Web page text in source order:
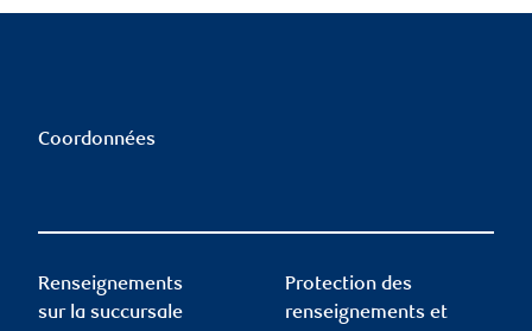
Coordonnées
Renseignements
sur la succursale
Protection des
renseignements et